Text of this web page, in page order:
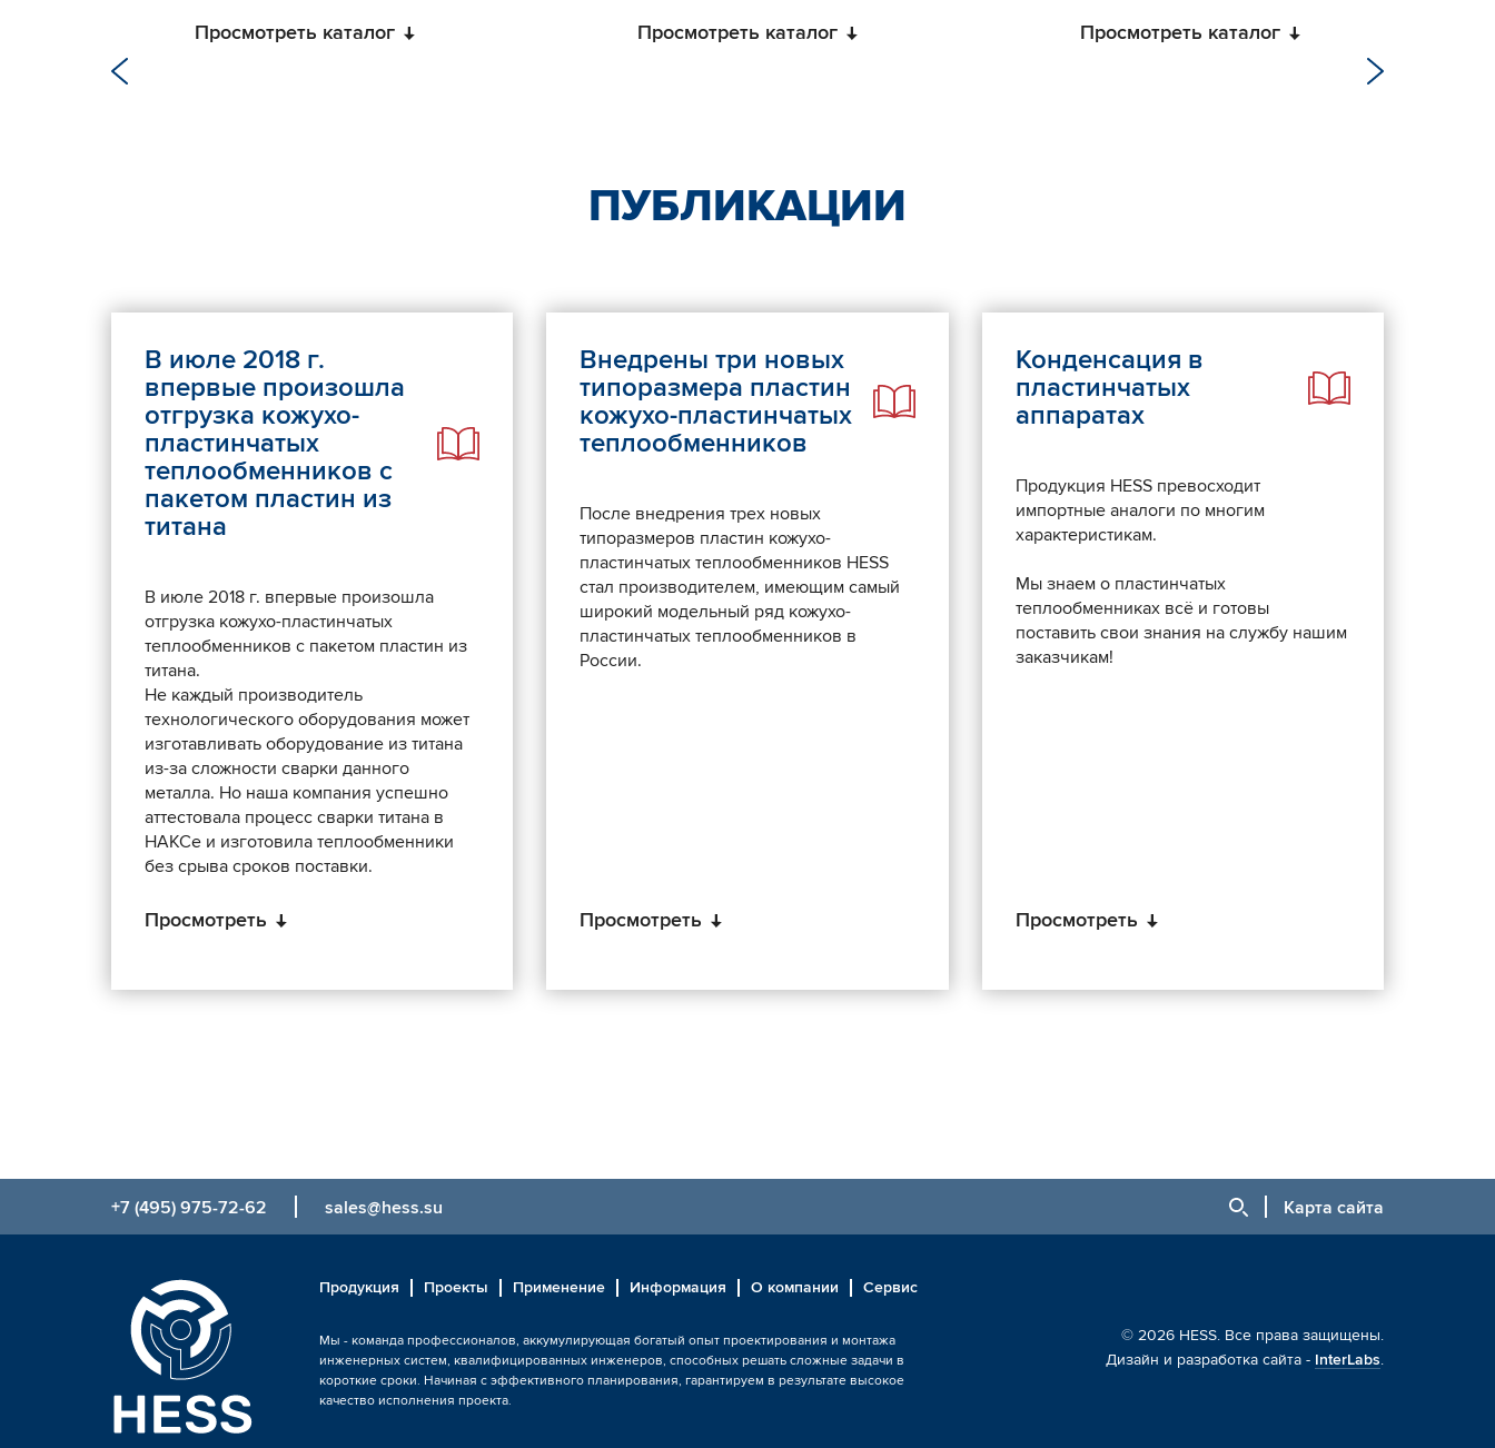
Просмотреть каталог Просмотреть каталог Просмотреть каталог
ПУБЛИКАЦИИ
В июле 2018 г.
впервые произошла
отгрузка кожухо-
пластинчатых
теплообменников с
пакетом пластин из
титана
В июле 2018 г. впервые произошла
отгрузка кожухо-пластинчатых
теплообменников с пакетом пластин из
титана.
Не каждый производитель
технологического оборудования может
изготавливать оборудование из титана
из-за сложности сварки данного
металла. Но наша компания успешно
аттестовала процесс сварки титана в
НАКСе и изготовила теплообменники
без срыва сроков поставки.
Просмотреть
Внедрены три новых
типоразмера пластин
кожухо-пластинчатых
теплообменников
После внедрения трех новых
типоразмеров пластин кожухо-
пластинчатых теплообменников HESS
стал производителем, имеющим самый
широкий модельный ряд кожухо-
пластинчатых теплообменников в
России.
Просмотреть
Конденсация в
пластинчатых
аппаратах
Продукция HESS превосходит
импортные аналоги по многим
характеристикам.
Мы знаем о пластинчатых
теплообменниках всё и готовы
поставить свои знания на службу нашим
заказчикам!
Просмотреть
+7 (495) 975-72-62 sales@hess.su Карта сайта
Продукция Проекты Применение Информация О компании Сервис
Мы - команда профессионалов, аккумулирующая богатый опыт проектирования и монтажа
инженерных систем, квалифицированных инженеров, способных решать сложные задачи в
короткие сроки. Начиная с эффективного планирования, гарантируем в результате высокое
качество исполнения проекта.
© 2026 HESS. Все права защищены.
Дизайн и разработка сайта - InterLabs.